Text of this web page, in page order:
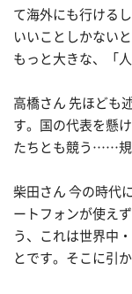
て海外にも行ける
いいことしかない
もっと大きな、「
高橋さん 先ほども
す。国の代表を懸
たちとも競う……規
柴田さん 今の時代
ートフォンが使え
う、これは世界中
とです。そこに引か